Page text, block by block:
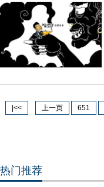
|<< 上一页 651